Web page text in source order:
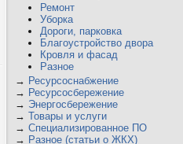
Ремонт
Уборка
Дороги, парковка
Благоустройство двора
Кровля и фасад
Разное
→ Ресурсоснабжение
→ Ресурсосбережение
→ Энергосбережение
→ Товары и услуги
→ Специализированное ПО
→ Разное (статьи о ЖКХ)